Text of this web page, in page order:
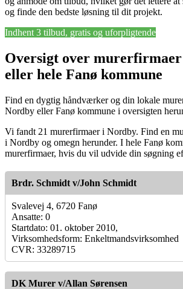
og finde den bedste løsning til dit projekt.
Indhent 3 tilbud, gratis og uforpligtende
Oversigt over
eller hele Fanø kommune
Find en dygtig håndværker og din lokale
Nordby eller Fanø kommune i oversigten
Vi fandt 21 murerfirmaer i Nordby. Find en
i Nordby og omegn herunder. I hele Fanø
murerfirmaer, hvis du vil udvide din søgning
Brdr. Schmidt v/John Schmidt
Svalevej 4, 6720 Fanø
Ansatte: 0
Startdato: 01. oktober 2010,
Virksomhedsform: Enkeltmandsvirksomhed
CVR: 33289715
DK Murer v/Allan Sørensen